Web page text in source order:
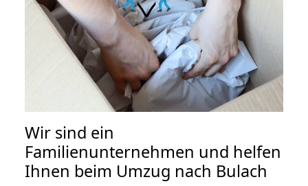
Wir sind ein
Familienunternehmen und helfen
Ihnen beim Umzug nach Bulach